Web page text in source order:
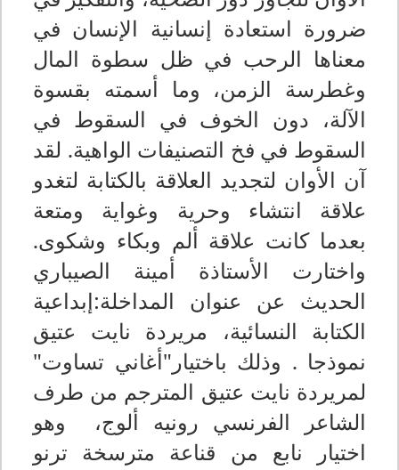
ضرورة استعادة إنسانية الإنسان في
معناها الرحب في ظل سطوة المال
وغطرسة الزمن، وما أسمته بقسوة
الآلة، دون الخوف في السقوط في
السقوط في فخ التصنيفات الواهية. لقد
آن الأوان لتجديد العلاقة بالكتابة لتغدو
علاقة انتشاء وحرية وغواية ومتعة
بعدما كانت علاقة ألم وبكاء وشكوى.
واختارت الأستاذة أمينة الصيباري
الحديث عن عنوان المداخلة:إبداعية
الكتابة النسائية، مريردة نايت عتيق
نموذجا . وذلك باختيار"أغاني تساوت"
لمريردة نايت عتيق المترجم من طرف
الشاعر الفرنسي رونيه ألوج، وهو
اختيار نابع من قناعة مترسخة ترنو